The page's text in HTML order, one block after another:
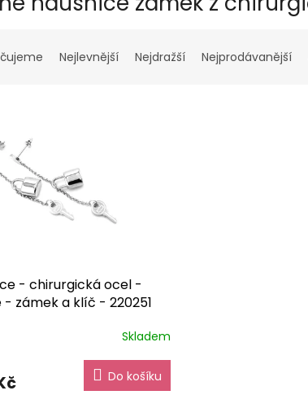
Nejlevnější Nejdražší Nejprodávanější
- chirurgická ocel -
- zámek a klíč - 220251
Skladem
Do košíku